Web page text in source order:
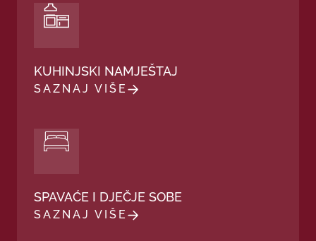
KUHINJSKI NAMJEŠTAJ
SAZNAJ VIŠE
SPAVAĆE I DJEČJE SOBE
SAZNAJ VIŠE